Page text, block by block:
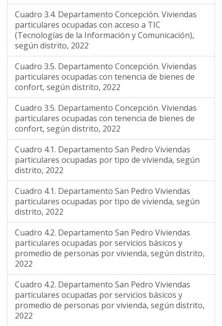
Cuadro 3.4. Departamento Concepción. Viviendas
particulares ocupadas con acceso a TIC
(Tecnologías de la Información y Comunicación),
según distrito, 2022
Cuadro 3.5. Departamento Concepción. Viviendas
particulares ocupadas con tenencia de bienes de
confort, según distrito, 2022
Cuadro 3.5. Departamento Concepción. Viviendas
particulares ocupadas con tenencia de bienes de
confort, según distrito, 2022
Cuadro 4.1. Departamento San Pedro Viviendas
particulares ocupadas por tipo de vivienda, según
distrito, 2022
Cuadro 4.1. Departamento San Pedro Viviendas
particulares ocupadas por tipo de vivienda, según
distrito, 2022
Cuadro 4.2. Departamento San Pedro Viviendas
particulares ocupadas por servicios básicos y
promedio de personas por vivienda, según distrito,
2022
Cuadro 4.2. Departamento San Pedro Viviendas
particulares ocupadas por servicios básicos y
promedio de personas por vivienda, según distrito,
2022